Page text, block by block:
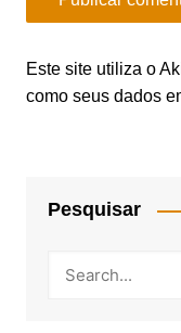
Este site utiliza o
como seus dados
Pesquisar